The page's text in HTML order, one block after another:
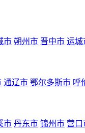
市 朔州市 晋中市 运城
通辽市 鄂尔多斯市 呼
市 丹东市 锦州市 营口